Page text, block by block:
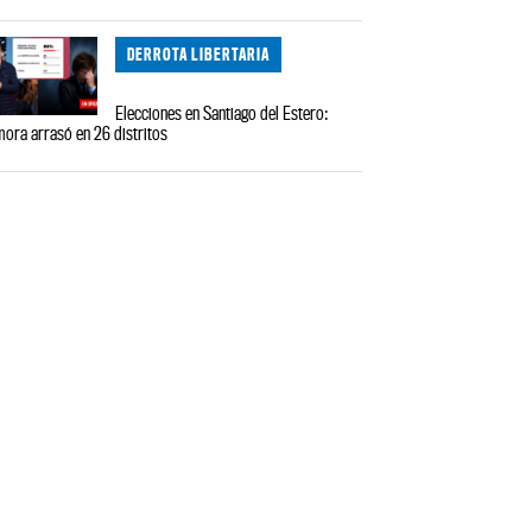
DERROTA LIBERTARIA
Elecciones en Santiago del Estero:
arrasó en 26 distritos